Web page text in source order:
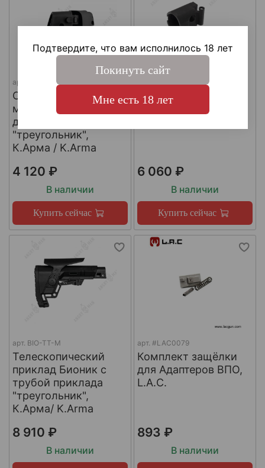
арт.
Складной шарнир
модульного приклада
для трубы приклада
"треугольник",
К.Арма / K.Arma
4 120 ₽
В наличии
Купить сейчас
Адаптер приклада
АКСУ/АКС-74У,
6 060 ₽
В наличии
Купить сейчас
арт. BIO-TT-M
Телескопический
приклад Бионик с
трубой приклада
"треугольник",
К.Арма/ K.Arma
8 910 ₽
В наличии
арт. #LAC0079
Комплект защёлки
для Адаптеров ВПО,
L.A.C.
893 ₽
В наличии
Подтвердите, что вам исполнилось 18 лет
Покинуть сайт
Мне есть 18 лет